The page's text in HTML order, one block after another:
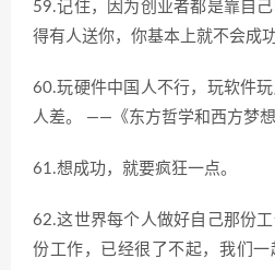
59.记住，因为创业者都是靠自
得有人送你，你基本上就不会成
60.玩硬件中国人不行，玩软件
人差。 ——《东方哲学和西方梦想
61.想成功，就要疯狂一点。
62.这世界每个人做好自己那份
份工作，已经很了不起，我们